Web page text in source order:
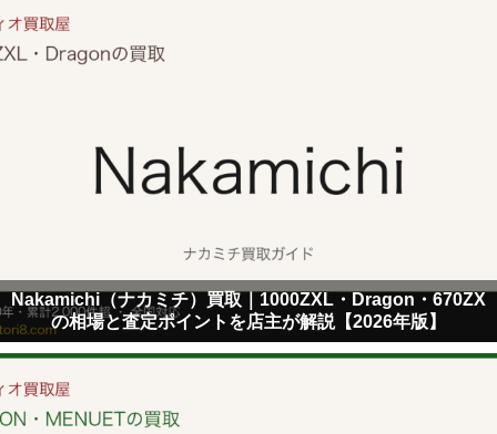
Nakamichi（ナカミチ）買取｜1000ZXL・Dragon・670ZX
の相場と査定ポイントを店主が解説【2026年版】